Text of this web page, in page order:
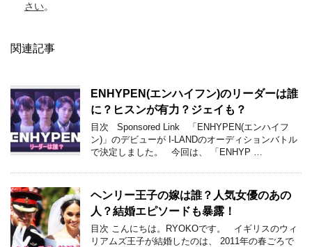
さい。
関連記事
ENHYPEN(エンハイフン)のリーダーは誰
に？ヒスンが有力？ジェイも？
目次 Sponsored Link 「ENHYPEN(エンハイフ
ン)」のデビューが I-LANDのオーディションバトル
で決定しました。 今回は、 「ENHYP …
ヘンリー王子の嫁は誰？人気女優のあの
人？結婚エピソードも暴露！
目次 こんにちは。RYOKOです。 イギリスのウィ
リアムズ王子が結婚したのは、 2011年の春ごろで